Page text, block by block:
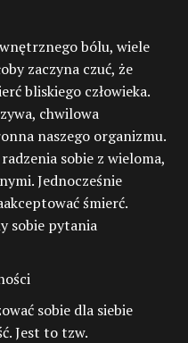
bólu, wiele
zaczyna czuć, że
bliskiego człowieka.
chwilowa
naszego organizmu.
sobie z wieloma,
Jednocześnie
śmierć.
sobie pytania
sobie dla siebie
Jest to tzw.